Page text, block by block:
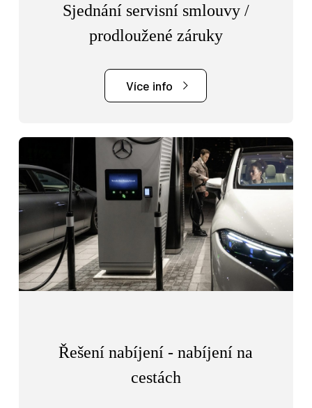
Sjednání servisní smlouvy /
prodloužené záruky
Více info
Řešení nabíjení - nabíjení na
cestách